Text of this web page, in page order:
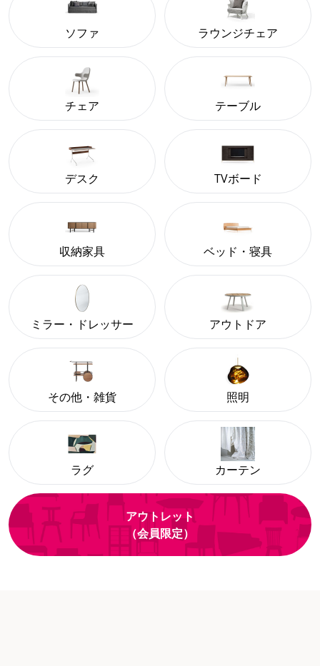
ソファ ラウンジチェア
チェア テーブル
デスク TVボード
収納家具 ベッド・寝具
ミラー・ドレッサー アウトドア
その他・雑貨 照明
ラグ カーテン
アウトレット
（会員限定）